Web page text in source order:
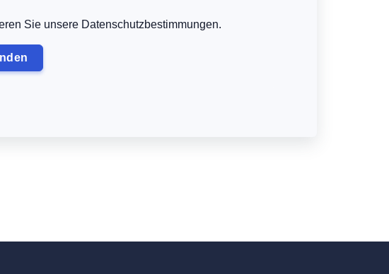
Sie unsere Datenschutzbestimmungen.